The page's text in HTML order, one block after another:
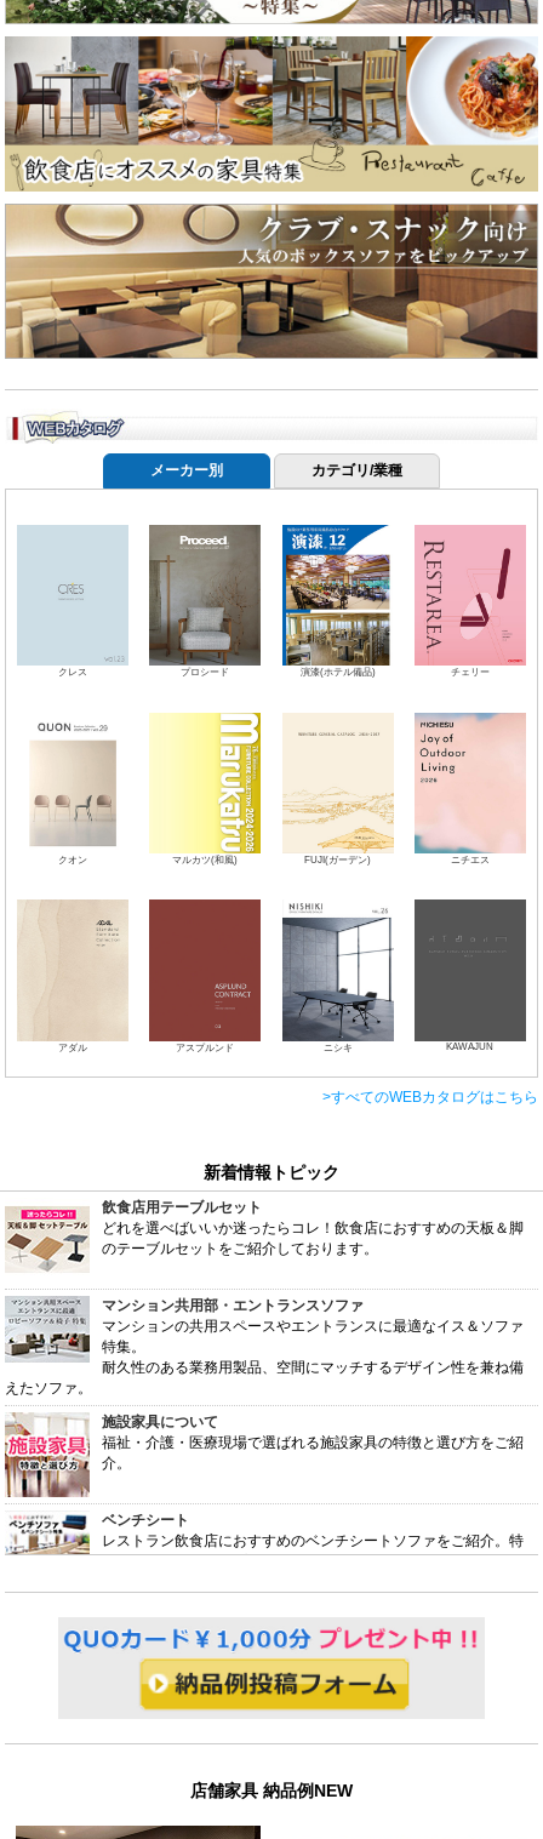
メーカー別 カテゴリ/業種
クレス プロシード 演漆(ホテル備品) チェリー
クオン マルカツ(和風) FUJI(ガーデン) ニチエス
アダル アスプルンド ニシキ KAWAJUN
>すべてのWEBカタログはこちら
新着情報トピック
飲食店用テーブルセット
どれを選べばいいか迷ったらコレ！飲食店におすすめの天板＆脚
のテーブルセットをご紹介しております。
マンション共用部・エントランスソファ
マンションの共用スペースやエントランスに最適なイス＆ソファ
特集。
耐久性のある業務用製品、空間にマッチするデザイン性を兼ね備
えたソファ。
施設家具について
福祉・介護・医療現場で選ばれる施設家具の特徴と選び方をご紹
介。
ベンチシート
レストラン飲食店におすすめのベンチシートソファをご紹介。特
座の下に棚が設置してあり、バッグや手荷物が置ける便利なチェ
アです。荷物置きのカゴを設置するスペースが無い場合とても助
かります。
屋外・テラス用の家具や椅子の選び方
店舗家具 納品例NEW